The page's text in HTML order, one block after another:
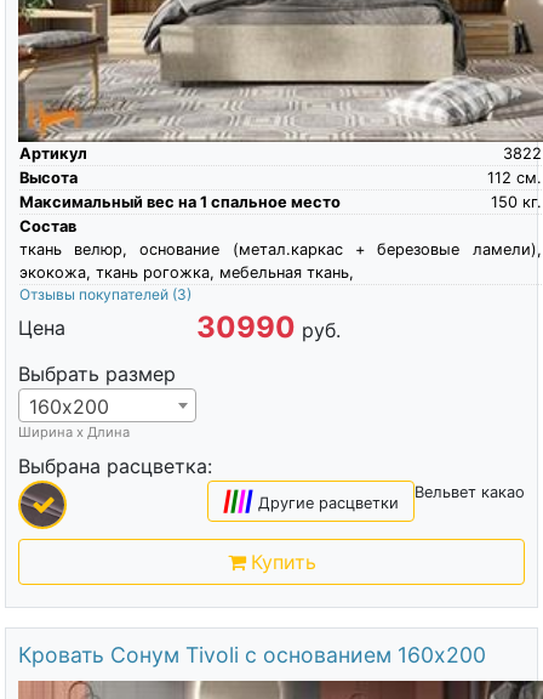
Артикул
3822
Высота
см.
112
Максимальный вес на 1 спальное место
кг.
150
Состав
ткань велюр, основание (метал.каркас + березовые ламели),
экокожа, ткань рогожка, мебельная ткань,
Отзывы покупателей (3)
Цена 30990 руб.
Выбрать размер
160х200
Ширина х Длина
Выбрана расцветка:
Вельвет какао
|||| Другие расцветки
Купить
Кровать Сонум Tivoli с основанием 160х200